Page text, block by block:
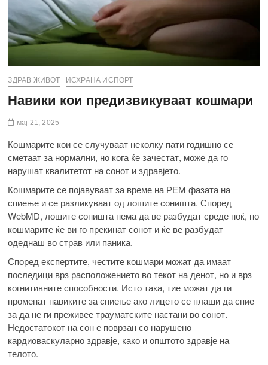
ЗДРАВ ЖИВОТ ИСХРАНА ИСПОРТ
Навики кои предизвикуваат кошмари
мај 21, 2025
Кошмарите кои се случуваат неколку пати годишно се
сметаат за нормални, но кога ќе зачестат, може да го
нарушат квалитетот на сонот и здравјето.
Кошмарите се појавуваат за време на РЕМ фазата на
спиење и се разликуваат од лошите соништа. Според
WebMD, лошите соништа нема да ве разбудат среде ноќ, но
кошмарите ќе ви го прекинат сонот и ќе ве разбудат
одеднаш во страв или паника.
Според експертите, честите кошмари можат да имаат
последици врз расположението во текот на денот, но и врз
когнитивните способности. Исто така, тие можат да ги
променат навиките за спиење ако лицето се плаши да спие
за да не ги преживее трауматските настани во сонот.
Недостатокот на сон е поврзан со нарушено
кардиоваскуларно здравје, како и општото здравје на
телото.